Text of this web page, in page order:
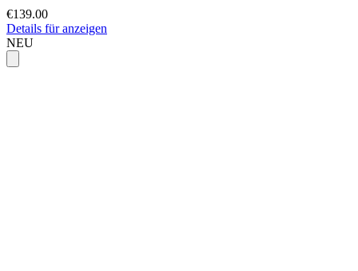
€139.00
Details für anzeigen
NEU